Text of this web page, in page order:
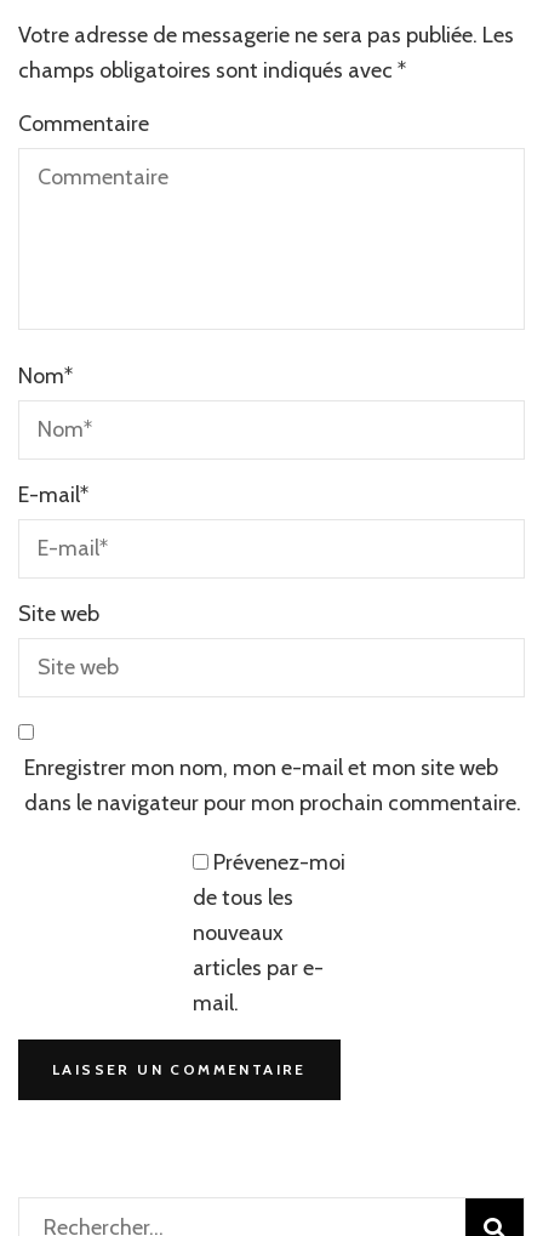
Votre adresse de messagerie ne sera pas publiée. Les
champs obligatoires sont indiqués avec *
Commentaire
Nom*
E-mail*
Site web
Enregistrer mon nom, mon e-mail et mon site web
dans le navigateur pour mon prochain commentaire.
Prévenez-moi
de tous les
nouveaux
articles par e-
mail.
Rechercher :